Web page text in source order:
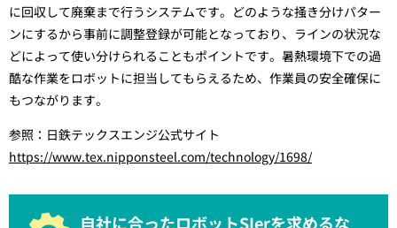
に回収して廃棄まで行うシステムです。どのような掻き分けパター
ンにするから事前に調整登録が可能となっており、ラインの状況な
どによって使い分けられることもポイントです。暑熱環境下での過
酷な作業をロボットに担当してもらえるため、作業員の安全確保に
もつながります。
参照：日鉄テックスエンジ公式サイト
https://www.tex.nipponsteel.com/technology/1698/
自社に合ったロボットSIerを求めるな